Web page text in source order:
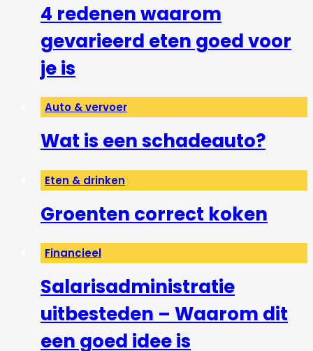
4 redenen waarom
gevarieerd eten goed voor
je is
Auto & vervoer
Wat is een schadeauto?
Eten & drinken
Groenten correct koken
Financieel
Salarisadministratie
uitbesteden – Waarom dit
een goed idee is